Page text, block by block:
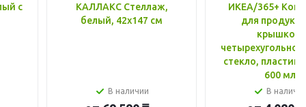
с
КАЛЛАКС Стеллаж,
белый, 42x147 см
В наличии
ИКЕА/365+
для
крышкой,
стекло, пластик
600 мл
В